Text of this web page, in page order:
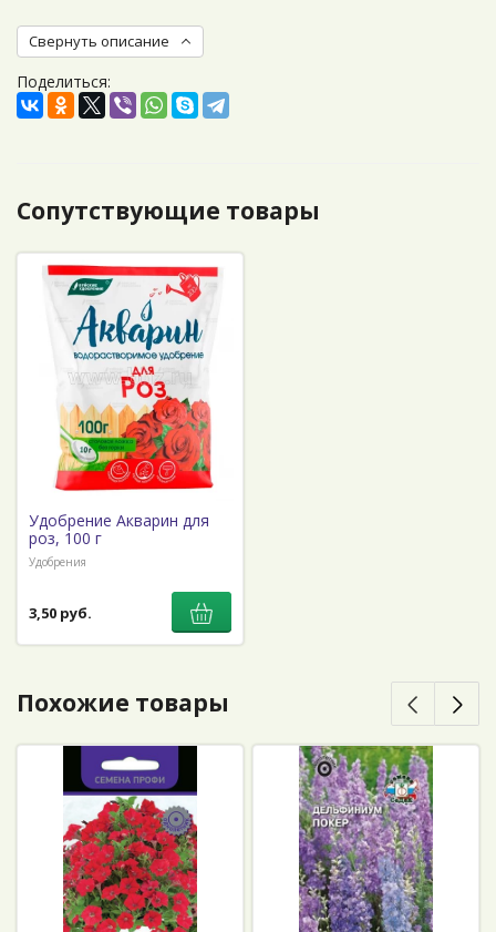
Свернуть описание
Поделиться:
Сопутствующие товары
Удобрение Акварин для
роз, 100 г
Удобрения
3,50 руб.
Похожие товары